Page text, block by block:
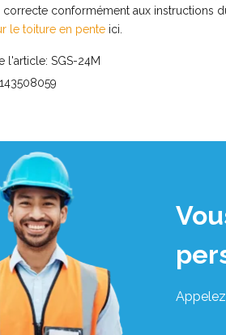
correcte conformément aux instructions
le toiture en pente ici.
l'article: SGS-24M